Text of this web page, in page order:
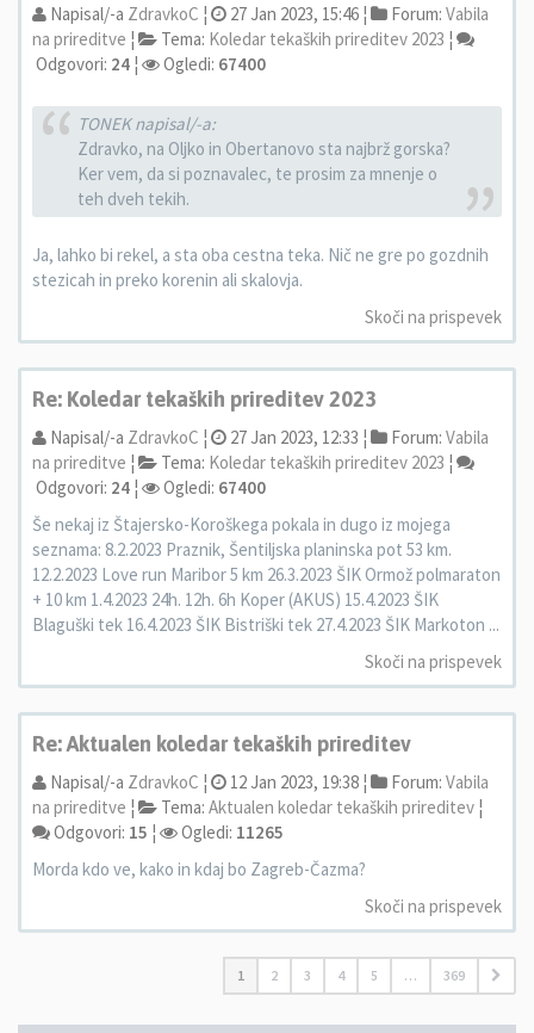
Napisal/-a ZdravkoC ¦ 27 Jan 2023, 15:46 ¦ Forum: Vabila
na prireditve ¦ Tema: Koledar tekaških prireditev 2023 ¦
Odgovori: 24 ¦ Ogledi: 67400
TONEK napisal/-a:
Zdravko, na Oljko in Obertanovo sta najbrž gorska?
Ker vem, da si poznavalec, te prosim za mnenje o
teh dveh tekih.
Ja, lahko bi rekel, a sta oba cestna teka. Nič ne gre po gozdnih
stezicah in preko korenin ali skalovja.
Skoči na prispevek
Re: Koledar tekaških prireditev 2023
Napisal/-a ZdravkoC ¦ 27 Jan 2023, 12:33 ¦ Forum: Vabila
na prireditve ¦ Tema: Koledar tekaških prireditev 2023 ¦
Odgovori: 24 ¦ Ogledi: 67400
Še nekaj iz Štajersko-Koroškega pokala in dugo iz mojega
seznama: 8.2.2023 Praznik, Šentiljska planinska pot 53 km.
12.2.2023 Love run Maribor 5 km 26.3.2023 ŠIK Ormož polmaraton
+ 10 km 1.4.2023 24h. 12h. 6h Koper (AKUS) 15.4.2023 ŠIK
Blaguški tek 16.4.2023 ŠIK Bistriški tek 27.4.2023 ŠIK Markoton ...
Skoči na prispevek
Re: Aktualen koledar tekaških prireditev
Napisal/-a ZdravkoC ¦ 12 Jan 2023, 19:38 ¦ Forum: Vabila
na prireditve ¦ Tema: Aktualen koledar tekaških prireditev ¦
Odgovori: 15 ¦ Ogledi: 11265
Morda kdo ve, kako in kdaj bo Zagreb-Čazma?
Skoči na prispevek
1 2 3 4 5 … 369